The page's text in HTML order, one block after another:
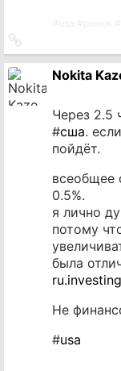
на
источникNokita
Через 2.5
#сша.
пойдёт.
всеобщее
0.5%.
я лично
потому
была
Не
#usa